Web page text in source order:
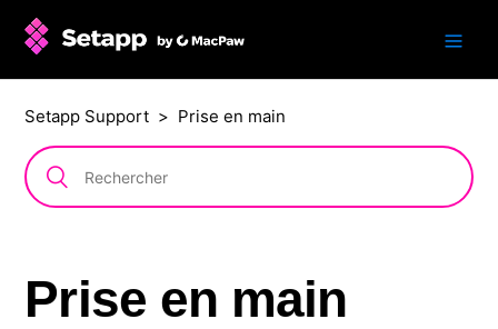
Setapp Support Prise en main
Prise en main